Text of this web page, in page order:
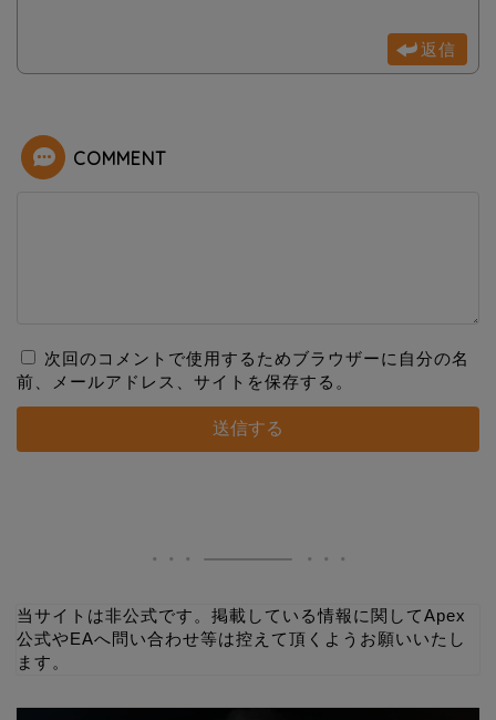
返信
COMMENT
次回のコメントで使用するためブラウザーに自分の名
前、メールアドレス、サイトを保存する。
当サイトは非公式です。掲載している情報に関してApex
公式やEAへ問い合わせ等は控えて頂くようお願いいたし
ます。